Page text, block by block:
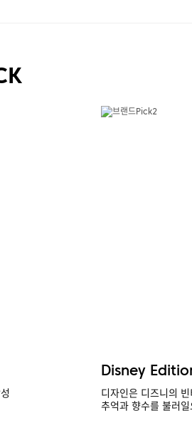
Disney
디자인은 디즈니의
추억과 향수를 불러